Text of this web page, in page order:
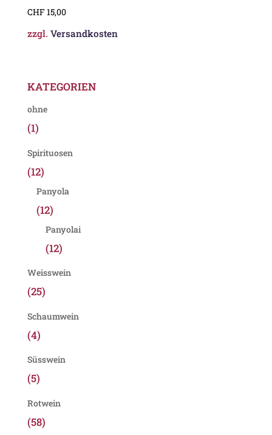
CHF 15,00
zzgl. Versandkosten
KATEGORIEN
ohne
(1)
Spirituosen
(12)
Panyola
(12)
Panyolai
(12)
Weisswein
(25)
Schaumwein
(4)
Süsswein
(5)
Rotwein
(58)